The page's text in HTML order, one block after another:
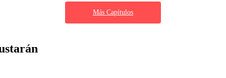
Más Capítulos